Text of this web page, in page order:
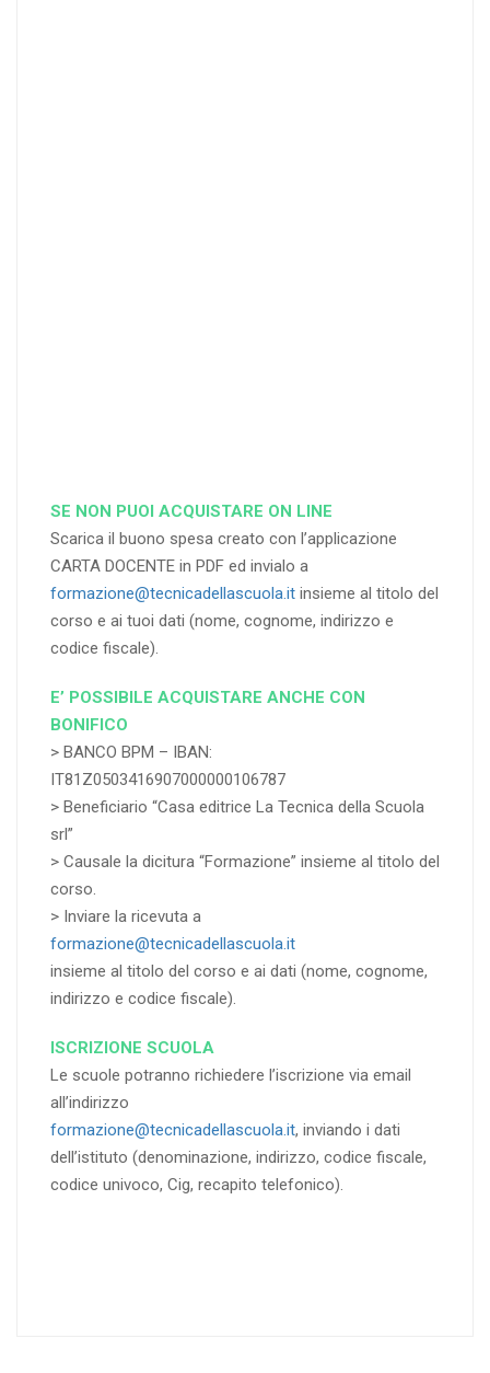
SE NON PUOI ACQUISTARE ON LINE
Scarica il buono spesa creato con l’applicazione
CARTA DOCENTE in PDF ed invialo a
formazione@tecnicadellascuola.it insieme al titolo del
corso e ai tuoi dati (nome, cognome, indirizzo e
codice fiscale).
E’ POSSIBILE ACQUISTARE ANCHE CON
BONIFICO
> BANCO BPM – IBAN:
IT81Z0503416907000000106787
> Beneficiario “Casa editrice La Tecnica della Scuola
srl”
> Causale la dicitura “Formazione” insieme al titolo del
corso.
> Inviare la ricevuta a
formazione@tecnicadellascuola.it
insieme al titolo del corso e ai dati (nome, cognome,
indirizzo e codice fiscale).
ISCRIZIONE SCUOLA
Le scuole potranno richiedere l’iscrizione via email
all’indirizzo
formazione@tecnicadellascuola.it, inviando i dati
dell’istituto (denominazione, indirizzo, codice fiscale,
codice univoco, Cig, recapito telefonico).